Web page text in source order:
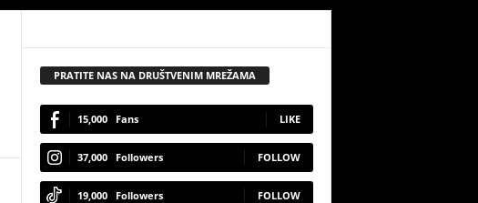
PRATITE NAS NA DRUŠTVENIM MREŽAMA
15,000 Fans LIKE
37,000 Followers FOLLOW
19,000 Followers FOLLOW